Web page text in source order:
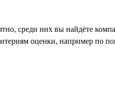
среди них вы найдёте
оценки, например по